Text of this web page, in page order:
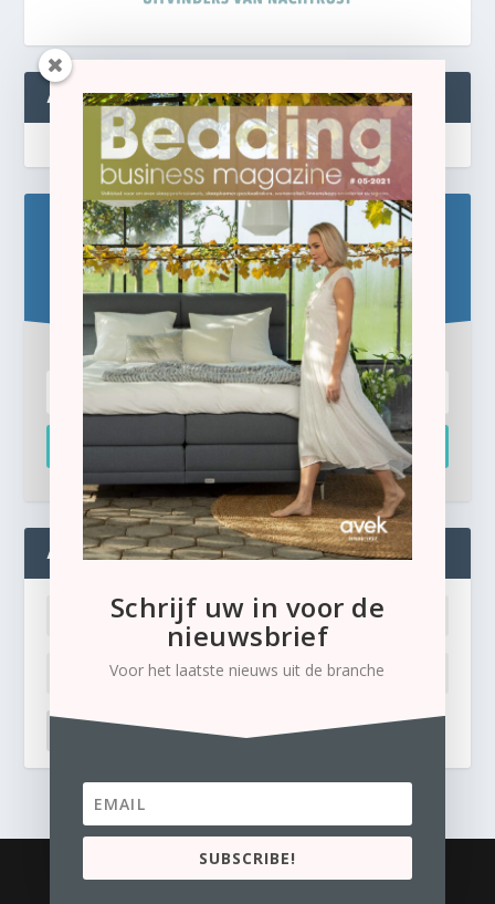
ABONNEREN
Blijf op de hoogte!
Schrijf u hier in voor de gratis e-newsletter.
Inschrijven
ADMIN
Ik ben mijn wachtwoord kwijt
Business Content Media
Schrijf uw in voor de
nieuwsbrief
Voor het laatste nieuws uit de branche
SUBSCRIBE!